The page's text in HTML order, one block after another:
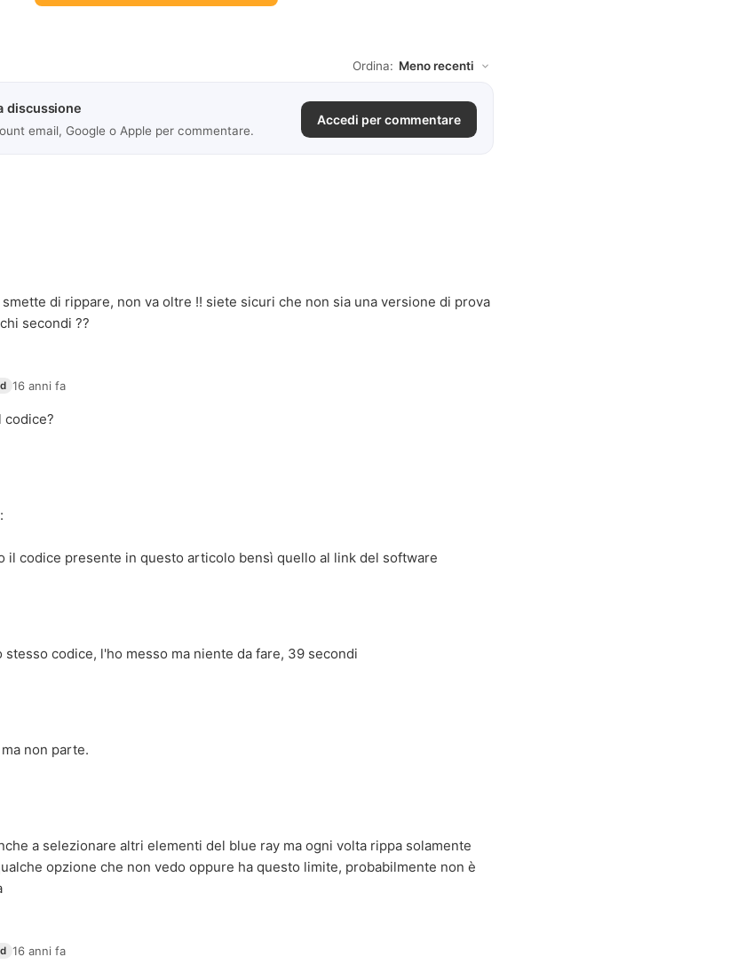
Ordina:
discussione
email, Google o Apple per commentare.
Accedi per commentare
di rippare, non va oltre !! siete sicuri che non sia una versione di prova
secondi ??
16 anni fa
codice?
:
il codice presente in questo articolo bensì quello al link del software
stesso codice, l'ho messo ma niente da fare, 39 secondi
non parte.
a selezionare altri elementi del blue ray ma ogni volta rippa solamente
opzione che non vedo oppure ha questo limite, probabilmente non è
16 anni fa